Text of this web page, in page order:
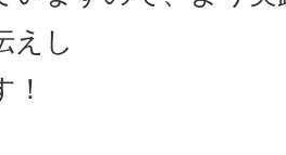
えし